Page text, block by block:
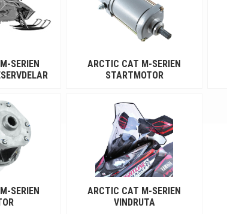
SERIEN
ARCTIC CAT M-SERIEN
STARTMOTOR
SERIEN
ARCTIC CAT M-SERIEN
VINDRUTA